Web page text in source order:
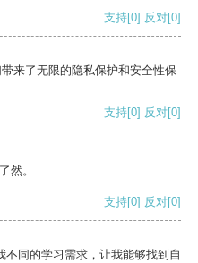
支持[0] 反对[0]
来了无限的隐私保护和安全性保
支持[0] 反对[0]
然。
支持[0] 反对[0]
同的学习需求，让我能够找到自